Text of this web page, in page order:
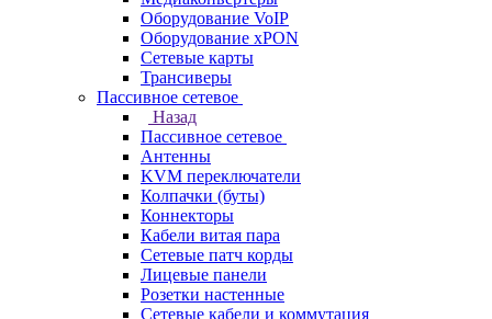
Оборудование VoIP
Оборудование xPON
Сетевые карты
Трансиверы
Пассивное сетевое
Назад
Пассивное сетевое
Антенны
KVM переключатели
Колпачки (буты)
Коннекторы
Кабели витая пара
Сетевые патч корды
Лицевые панели
Розетки настенные
Сетевые кабели и коммутация